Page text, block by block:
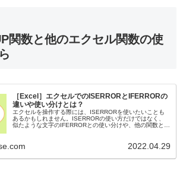
関数と他のエクセル関数の使
［Excel］エクセルでのISERRORとIFERRORの
違いや使い分けとは？
エクセルを操作する際には、ISERRORを使いたいことも
あるかもしれません。ISERRORの使い方だけではなく、
似たような文字のIFERRORとの使い分けや、他の関数との
2022.04.29